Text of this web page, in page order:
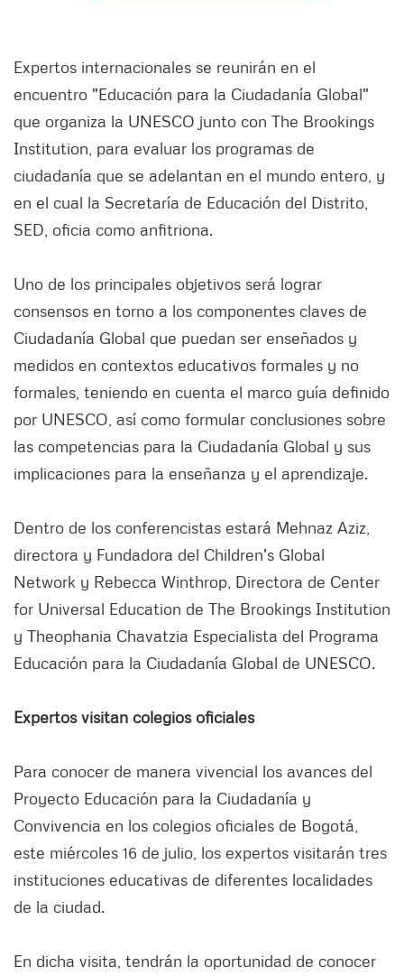
Expertos internacionales se reunirán en el
encuentro "Educación para la Ciudadanía Global"
que organiza la UNESCO junto con The Brookings
Institution, para evaluar los programas de
ciudadanía que se adelantan en el mundo entero, y
en el cual la Secretaría de Educación del Distrito,
SED, oficia como anfitriona.
Uno de los principales objetivos será lograr
consensos en torno a los componentes claves de
Ciudadanía Global que puedan ser enseñados y
medidos en contextos educativos formales y no
formales, teniendo en cuenta el marco guía definido
por UNESCO, así como formular conclusiones sobre
las competencias para la Ciudadanía Global y sus
implicaciones para la enseñanza y el aprendizaje.
Dentro de los conferencistas estará Mehnaz Aziz,
directora y Fundadora del Children's Global
Network y Rebecca Winthrop, Directora de Center
for Universal Education de The Brookings Institution
y Theophania Chavatzia Especialista del Programa
Educación para la Ciudadanía Global de UNESCO.
Expertos visitan colegios oficiales
Para conocer de manera vivencial los avances del
Proyecto Educación para la Ciudadanía y
Convivencia en los colegios oficiales de Bogotá,
este miércoles 16 de julio, los expertos visitarán tres
instituciones educativas de diferentes localidades
de la ciudad.
En dicha visita, tendrán la oportunidad de conocer